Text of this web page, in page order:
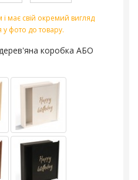
має свій окремий вигляд
у фото до товару.
коробка АБО